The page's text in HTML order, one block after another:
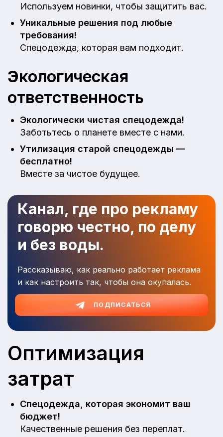
Используем новинки, чтобы защитить вас.
Уникальные решения под любые
требования!
Спецодежда, которая вам подходит.
Экологическая
ответственность
Экологически чистая спецодежда!
Заботьтесь о планете вместе с нами.
Утилизация старой спецодежды —
бесплатно!
Вместе за чистое будущее.
Канал, где про рекламу
говорю честно, по делу
и без воды.
Рассказываю, как реально работает реклама
и как настроить так, чтобы она окупалась.
ПОДПИСАТЬСЯ
Оптимизация
затрат
Спецодежда, которая экономит ваш
бюджет!
Качественные решения без переплат.